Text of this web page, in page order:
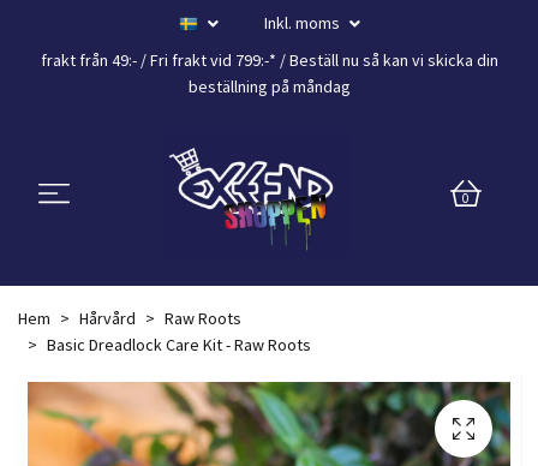
Inkl. moms
frakt från 49:- /Fri frakt vid 799:-* / Beställ nu så kan vi skicka din
beställning på måndag
0
Hem Hårvård
Raw Roots
Basic Dreadlock Care Kit - Raw Roots